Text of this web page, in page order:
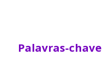
Palavras-chave